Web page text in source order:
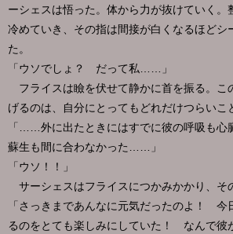
ーシェスは悟った。体から力が抜けていく。
冷めていき、その指は間接が白くなるほどシ
た。
「ウソでしょ？ だって私……」
フライスは瞼を伏せて静かに首を振る。こ
げるのは、自分にとってもどれだけつらいこ
「……外に出たときにはすでに彼の呼吸も
蘇生も間に合わなかった……」
「ウソ！！」
サーシェスはフライスにつかみかかり、そ
「さっきまであんなに元気だったのよ！ 今
るのをとても楽しみにしていた！ なんで彼